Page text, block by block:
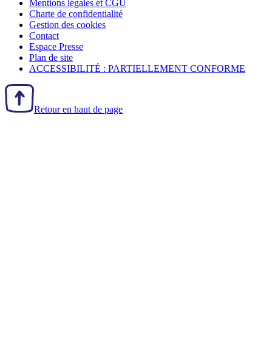
Mentions légales et CGU
Charte de confidentialité
Gestion des cookies
Contact
Espace Presse
Plan de site
ACCESSIBILITÉ : PARTIELLEMENT CONFORME
Retour en haut de page